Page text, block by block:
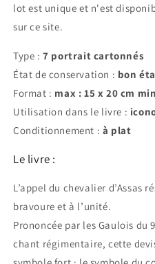
lot est unique et n'est
sur ce site.
Type : 7 portrait cartonnés
État de conservation : bon
Format : max : 15 x 20 cm
Utilisation dans le livre :
Conditionnement : à plat
Le livre :
L’appel du chevalier d’Assas
bravoure et à l’unité.
Prononcée par les Gaulois du
chant régimentaire, cette